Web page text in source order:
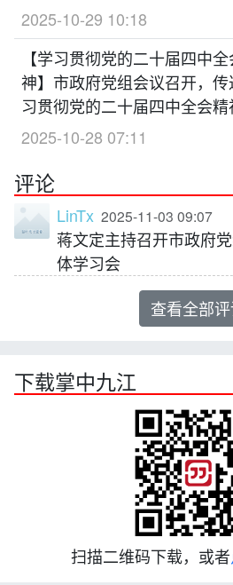
2025-10-29 10:18
【学习贯彻党的二十届四中
神】市政府党组会议召开，传
习贯彻党的二十届四中全会精
2025-10-28 07:11
评论
LinTx 2025-11-03 09:07
蒋文定主持召开市政府
体学习会
查看全部
下载掌中九江
扫描二维码下载，或者